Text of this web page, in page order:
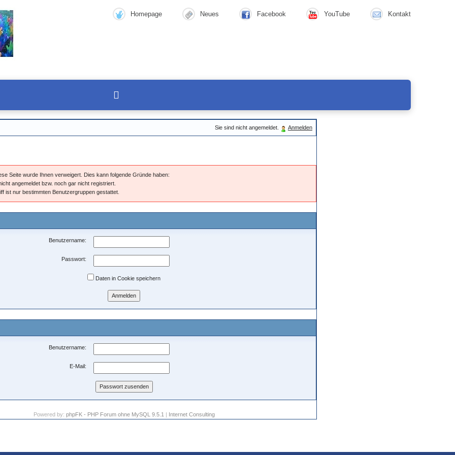
Homepage Neues Facebook YouTube Kontakt
Sie sind nicht angemeldet. Anmelden
Seite wurde Ihnen verweigert. Dies kann folgende Gründe haben:
angemeldet bzw. noch gar nicht registriert.
ist nur bestimmten Benutzergruppen gestattet.
Benutzername:
Passwort:
Daten in Cookie speichern
Benutzername:
E-Mail:
Powered by: phpFK - PHP Forum ohne MySQL 9.5.1 | Internet Consulting